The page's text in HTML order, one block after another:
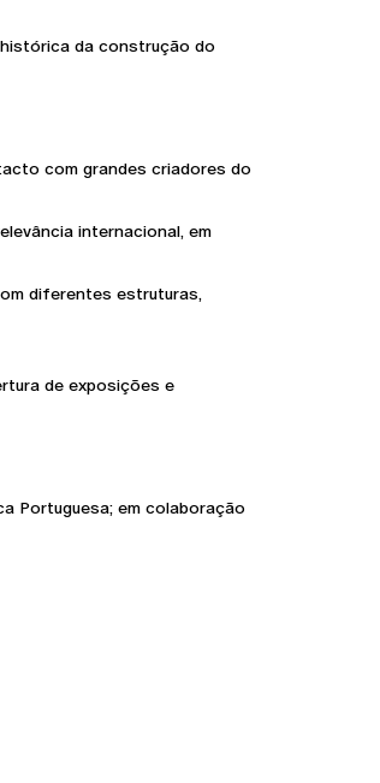
da construção do
com grandes criadores do
internacional, em
diferentes estruturas,
de exposições e
Portuguesa; em colaboração